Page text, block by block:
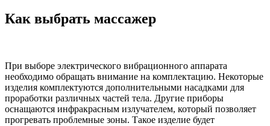
Как выбрать массажер
При выборе электрического вибрационного аппарата
необходимо обращать внимание на комплектацию. Некоторые
изделия комплектуются дополнительными насадками для
проработки различных частей тела. Другие приборы
оснащаются инфракрасным излучателем, который позволяет
прогревать проблемные зоны. Такое изделие будет